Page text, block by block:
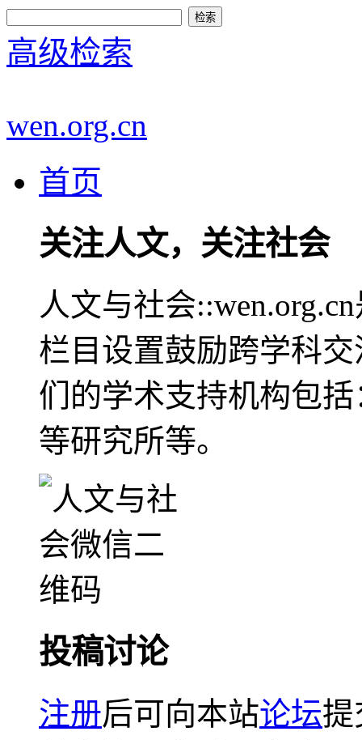
高级检索
wen.org.cn
首页
关注人文，关注社会
人文与社会
栏目设置鼓励跨学科
们的学术支持机构包
等研究所等。
投稿讨论
注册后可向本站论坛提